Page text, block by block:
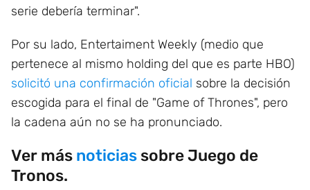
serie debería terminar".
Por su lado, Entertaiment Weekly (medio que
pertenece al mismo holding del que es parte HBO)
solicitó una confirmación oficial sobre la decisión
escogida para el final de "Game of Thrones", pero
la cadena aún no se ha pronunciado.
Ver más noticias sobre Juego de
Tronos.